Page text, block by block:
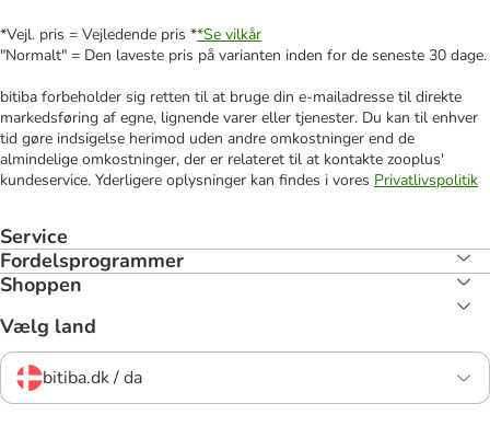
*Vejl. pris = Vejledende pris **Se vilkår
"Normalt" = Den laveste pris på varianten inden for de seneste 30 dage.
bitiba forbeholder sig retten til at bruge din e-mailadresse til direkte
markedsføring af egne, lignende varer eller tjenester. Du kan til enhver
tid gøre indsigelse herimod uden andre omkostninger end de
almindelige omkostninger, der er relateret til at kontakte zooplus'
kundeservice. Yderligere oplysninger kan findes i vores Privatlivspolitik
Service
Fordelsprogrammer
Shoppen
Vælg land
bitiba.dk / da